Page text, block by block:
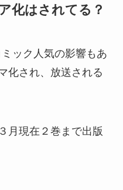
化はされてる？
ック人気の影響もあ
化され、放送される
月現在２巻まで出版